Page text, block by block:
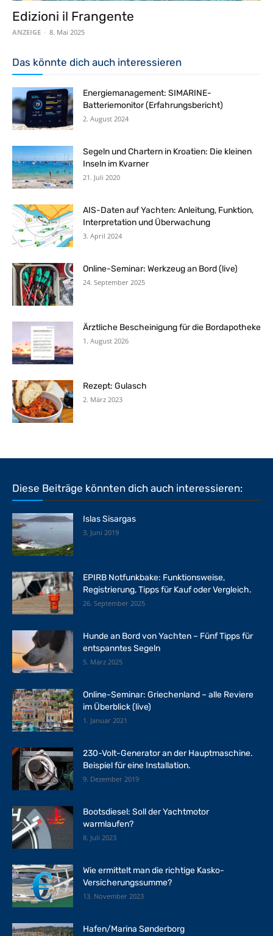
Edizioni il Frangente
ANZEIGE - 8. Mai 2025
Das könnte dich auch interessieren
Energiemanagement: SIMARINE-
Batteriemonitor (Erfahrungsbericht)
2. August 2024
Segeln und Chartern in Kroatien: Die kleinen
Inseln im Kvarner
21. Juli 2020
AIS-Daten auf Yachten: Anleitung, Funktion,
Interpretation und Überwachung
3. April 2024
Online-Seminar: Werkzeug an Bord (live)
24. September 2025
Ärztliche Bescheinigung für die Bordapotheke
1. August 2026
Rezept: Gulasch
2. März 2023
Diese Beiträge könnten dich auch interessieren:
Islas Sisargas
3. Juni 2019
EPIRB Notfunkbake: Funktionsweise,
Registrierung, Tipps für Kauf oder Vergleich.
26. September 2025
Hunde an Bord von Yachten – Fünf Tipps für
entspanntes Segeln
5. März 2025
Online-Seminar: Griechenland – alle Reviere
im Überblick (live)
1. Januar 2021
230-Volt-Generator an der Hauptmaschine.
Beispiel für eine Installation.
9. Dezember 2019
Bootsdiesel: Soll der Yachtmotor
warmlaufen?
8. Juli 2023
Wie ermittelt man die richtige Kasko-
Versicherungssumme?
13. November 2023
Hafen/Marina Sønderborg